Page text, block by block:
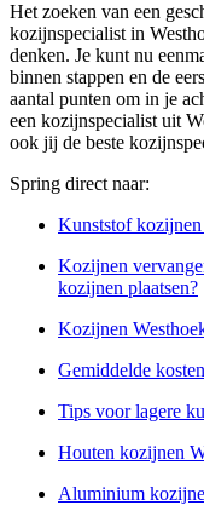
Het zoeken van een
kozijnspecialist in
denken. Je kunt nu
binnen stappen en de
aantal punten om in je
een kozijnspecialist uit
ook jij de beste
Spring direct naar:
Kunststof kozijnen
Kozijnen
kozijnen plaatsen?
Kozijnen
Gemiddelde
Tips voor lagere
Houten kozijnen
Aluminium